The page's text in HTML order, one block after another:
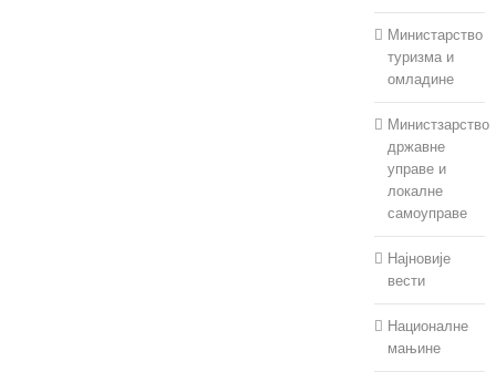
Министарство
туризма и
омладине
Министзарство
државне
управе и
локалне
самоуправе
Најновије
вести
Националне
мањине